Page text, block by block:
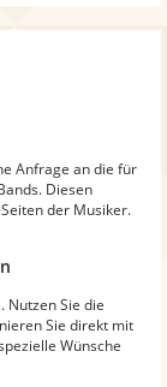
Anfrage an die für
Diesen
der Musiker.
Nutzen Sie die
Sie direkt mit
Wünsche